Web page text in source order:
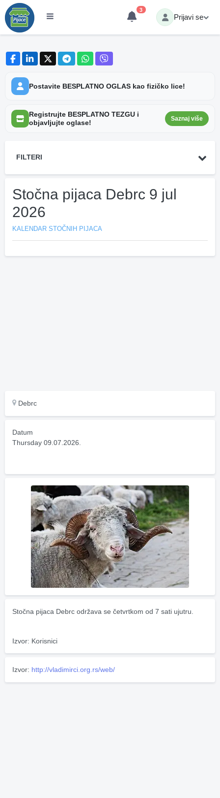
3
Prijavi se
Postavite BESPLATNO OGLAS kao fizičko lice!
Registrujte BESPLATNO TEZGU i
objavljujte oglase!
Saznaj više
FILTERI
Stočna pijaca Debrc 9 jul
2026
KALENDAR STOČNIH PIJACA
Debrc
Datum
Thursday 09.07.2026.
Stočna pijaca Debrc održava se četvrtkom od 7 sati ujutru.
Izvor: Korisnici
Izvor: http://vladimirci.org.rs/web/